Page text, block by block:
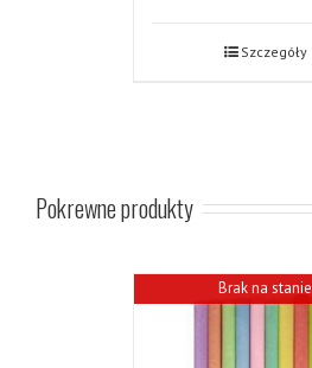
Szczegóły
Pokrewne produkty
Brak na stanie